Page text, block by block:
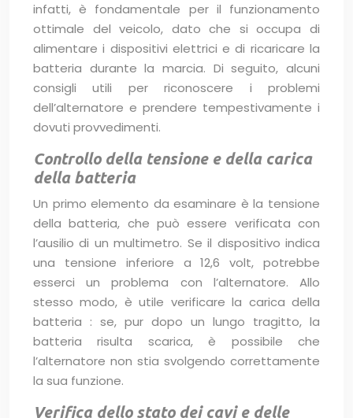
infatti, è fondamentale per il funzionamento
ottimale del veicolo, dato che si occupa di
alimentare i dispositivi elettrici e di ricaricare la
batteria durante la marcia. Di seguito, alcuni
consigli utili per riconoscere i problemi
dell’alternatore e prendere tempestivamente i
dovuti provvedimenti.
Controllo della tensione e della carica
della batteria
Un primo elemento da esaminare è la tensione
della batteria, che può essere verificata con
l’ausilio di un multimetro. Se il dispositivo indica
una tensione inferiore a 12,6 volt, potrebbe
esserci un problema con l’alternatore. Allo
stesso modo, è utile verificare la carica della
batteria : se, pur dopo un lungo tragitto, la
batteria risulta scarica, è possibile che
l’alternatore non stia svolgendo correttamente
la sua funzione.
Verifica dello stato dei cavi e delle